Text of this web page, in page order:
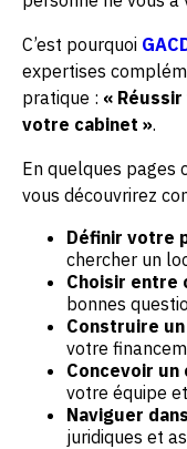
C’est pourquoi
expertises
pratique : «
votre cabinet ».
En quelques pages
vous découvrirez
Définir votre
chercher un
Choisir entre
bonnes
Construire
votre
Concevoir
votre équipe
Naviguer
juridiques et